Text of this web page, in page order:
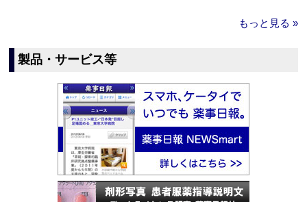
もっと見る »
製品・サービス等